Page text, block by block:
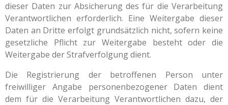
dieser Daten zur Absicherung des für die Verarbeitung
Verantwortlichen erforderlich. Eine Weitergabe dieser
Daten an Dritte erfolgt grundsätzlich nicht, sofern keine
gesetzliche Pflicht zur Weitergabe besteht oder die
Weitergabe der Strafverfolgung dient.
Die Registrierung der betroffenen Person unter
freiwilliger Angabe personenbezogener Daten dient
dem für die Verarbeitung Verantwortlichen dazu, der